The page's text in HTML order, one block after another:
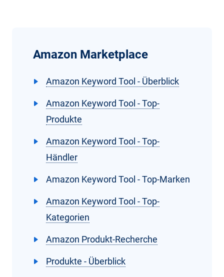
Amazon Marketplace
Amazon Keyword Tool - Überblick
Amazon Keyword Tool - Top-
Produkte
Amazon Keyword Tool - Top-
Händler
Amazon Keyword Tool - Top-Marken
Amazon Keyword Tool - Top-
Kategorien
Amazon Produkt-Recherche
Produkte - Überblick